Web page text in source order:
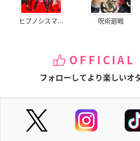
ヒプノシスマ... 呪術廻戦
OFFICIAL
フォローしてより楽しいオ